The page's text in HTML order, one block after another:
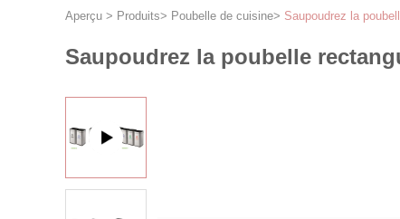
Aperçu > Produits> Poubelle de cuisine> Saupoudrez la
Saupoudrez la poubelle